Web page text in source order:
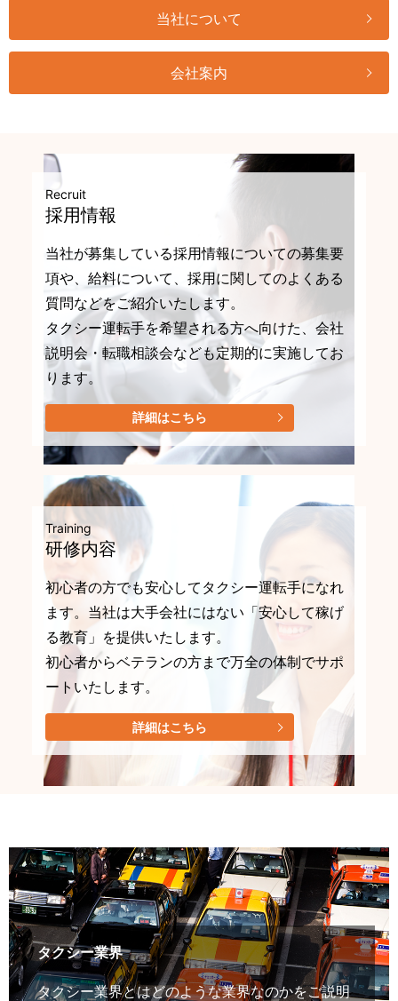
当社について
会社案内
Recruit
採用情報
当社が募集している採用情報についての募集要
項や、給料について、採用に関してのよくある
質問などをご紹介いたします。
タクシー運転手を希望される方へ向けた、会社
説明会・転職相談会なども定期的に実施してお
ります。
詳細はこちら
Training
研修内容
初心者の方でも安心してタクシー運転手になれ
ます。当社は大手会社にはない「安心して稼げ
る教育」を提供いたします。
初心者からベテランの方まで万全の体制でサポ
ートいたします。
詳細はこちら
タクシー業界
タクシー業界とはどのような業界なのかをご説明